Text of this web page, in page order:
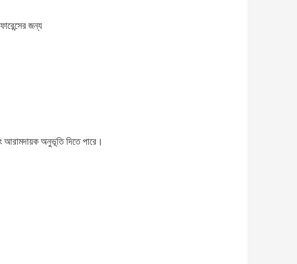
জন্য
আরামদায়ক অনুভূতি দিতে পারে।